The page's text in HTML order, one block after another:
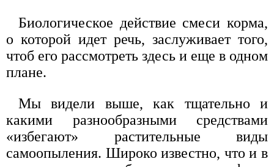
Биологическое действие смеси корма,
о которой идет речь, заслуживает того,
чтоб его рассмотреть здесь и еще в одном
плане.
Мы видели выше, как тщательно и
какими разнообразными средствами
«избегают» растительные виды
самоопыления. Широко известно, что и в